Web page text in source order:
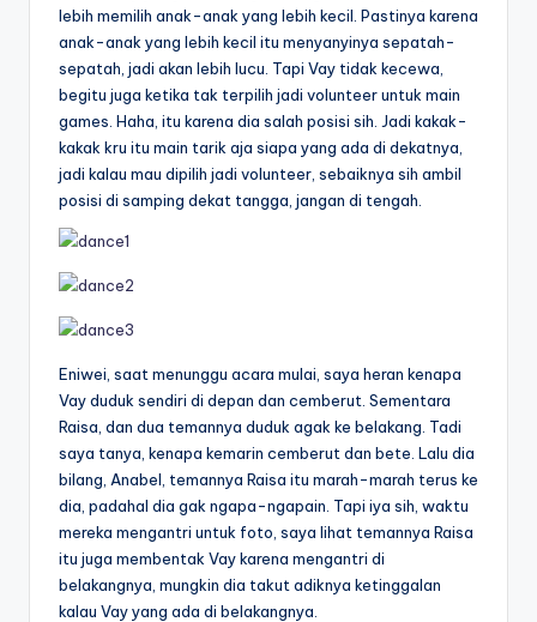
lebih memilih anak-anak yang lebih kecil. Pastinya karena
anak-anak yang lebih kecil itu menyanyinya sepatah-
sepatah, jadi akan lebih lucu. Tapi Vay tidak kecewa,
begitu juga ketika tak terpilih jadi volunteer untuk main
games. Haha, itu karena dia salah posisi sih. Jadi kakak-
kakak kru itu main tarik aja siapa yang ada di dekatnya,
jadi kalau mau dipilih jadi volunteer, sebaiknya sih ambil
posisi di samping dekat tangga, jangan di tengah.
Eniwei, saat menunggu acara mulai, saya heran kenapa
Vay duduk sendiri di depan dan cemberut. Sementara
Raisa, dan dua temannya duduk agak ke belakang. Tadi
saya tanya, kenapa kemarin cemberut dan bete. Lalu dia
bilang, Anabel, temannya Raisa itu marah-marah terus ke
dia, padahal dia gak ngapa-ngapain. Tapi iya sih, waktu
mereka mengantri untuk foto, saya lihat temannya Raisa
itu juga membentak Vay karena mengantri di
belakangnya, mungkin dia takut adiknya ketinggalan
kalau Vay yang ada di belakangnya.